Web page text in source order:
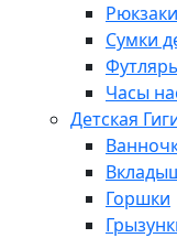
Сумки
Часы
Детская
Горшки